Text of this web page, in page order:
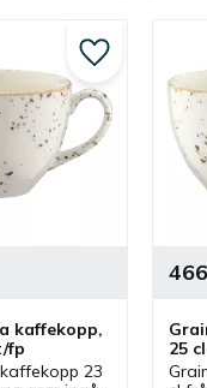
kaffekopp,
fp
23
Lägg till i
25
466